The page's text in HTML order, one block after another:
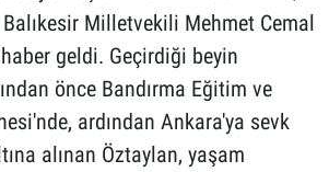
Milletvekili Mehmet Cemal
geldi. Geçirdiği beyin
önce Bandırma Eğitim ve
ardından Ankara'ya sevk
alınan Öztaylan, yaşam